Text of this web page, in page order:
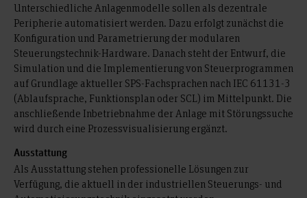
Unterschiedliche Anlagenmodelle sollen als dezentrale
Peripherie automatisiert werden. Dazu erfolgt zunächst die
Konfiguration und Parametrierung der modularen
Steuerungstechnik-Hardware. Danach steht der Entwurf, die
Simulation und die Implementierung von Steuerprogrammen
auf Grundlage aktueller SPS-Fachsprachen nach IEC 61131-3
(Ablaufsprache, Funktionsplan oder SCL) im Mittelpunkt. Die
anschließende Inbetriebnahme der Anlage mit Störungssuche
wird durch eine Prozessvisualisierung ergänzt.
Ausstattung
Als Ausstattung stehen professionelle Lösungen zur
Verfügung, die aktuell in der industriellen Steuerungs- und